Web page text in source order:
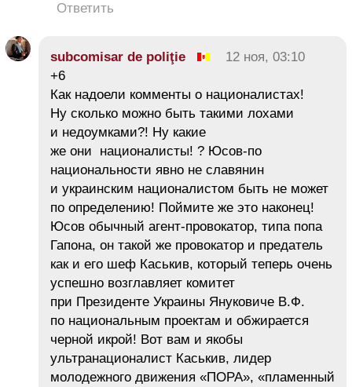
Ответить
subcomisar de poliţie
12 ноя, 03:10
+6
Как надоели комменты о националистах!
Ну сколько можно быть такими лохами
и недоумками?! Ну какие
же они националисты! ? Юсов-по
национальности явно не славянин
и украинским националистом быть не может
по определению! Поймите же это наконец!
Юсов обычный агент-провокатор, типа попа
Гапона, он такой же провокатор и предатель
как и его шеф Каськив, который теперь очень
успешно возглавляет комитет
при Президенте Украины Януковиче В.Ф.
по национальным проектам и обжирается
черной икрой! Вот вам и якобы
ультранационалист Каськив, лидер
молодежного движения «ПОРА», «пламенный